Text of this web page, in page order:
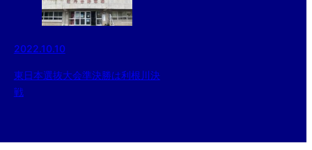
2022.10.10
東日本選抜大会準決勝は利根川決
戦